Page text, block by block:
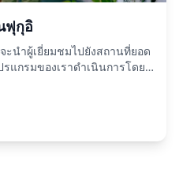
ฟุกุอิ
ะนำผู้เยี่ยมชมไปยังสถานที่ยอด
แกรมของเราดำเนินการโดย
รางการเดินทางของคุณ จับ
และระบุจุดถ่ายภาพที่เหมาะสม
สามารถจอง
หน้าสูงสุด 3 วัน เราจะจัด
พต้นฉบับกว่า